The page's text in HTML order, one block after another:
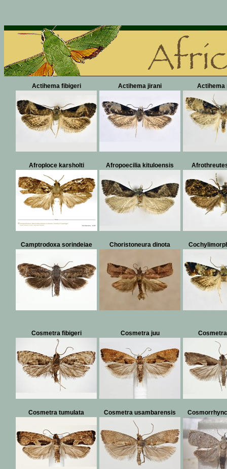
Actihema fibigeri Actihema jirani Actihema
Afroploce karsholti Afropoecilia kituloensis
Camptrodoxa sorindeiae Choristoneura dinota
Cosmetra fibigeri Cosmetra juu
Cosmetra tumulata Cosmetra usambarensis